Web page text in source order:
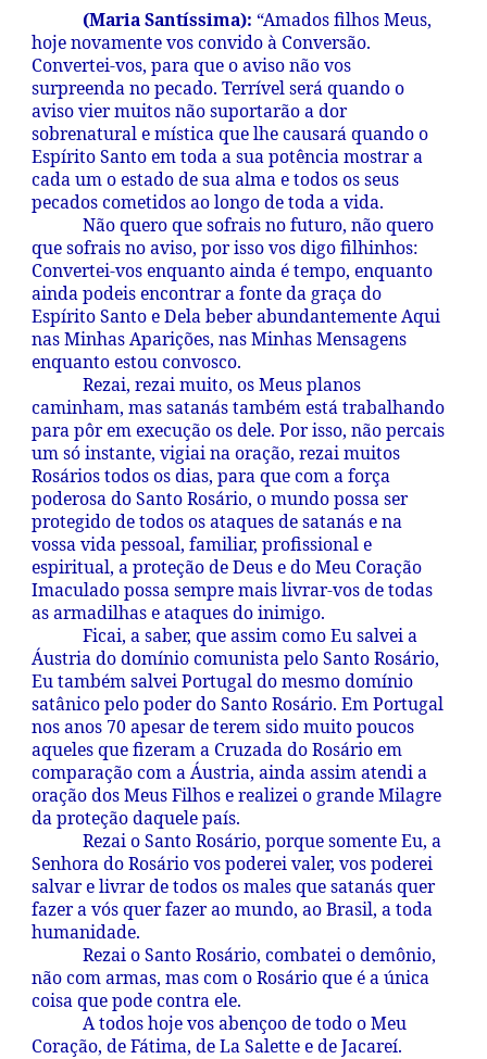
(Maria Santíssima): “Amados filhos Meus,
hoje novamente vos convido à Conversão.
Convertei-vos, para que o aviso não vos
surpreenda no pecado. Terrível será quando o
aviso vier muitos não suportarão a dor
sobrenatural e mística que lhe causará quando o
Espírito Santo em toda a sua potência mostrar a
cada um o estado de sua alma e todos os seus
pecados cometidos ao longo de toda a vida.
Não quero que sofrais no futuro, não quero
que sofrais no aviso, por isso vos digo filhinhos:
Convertei-vos enquanto ainda é tempo, enquanto
ainda podeis encontrar a fonte da graça do
Espírito Santo e Dela beber abundantemente Aqui
nas Minhas Aparições, nas Minhas Mensagens
enquanto estou convosco.
Rezai, rezai muito, os Meus planos
caminham, mas satanás também está trabalhando
para pôr em execução os dele. Por isso, não percais
um só instante, vigiai na oração, rezai muitos
Rosários todos os dias, para que com a força
poderosa do Santo Rosário, o mundo possa ser
protegido de todos os ataques de satanás e na
vossa vida pessoal, familiar, profissional e
espiritual, a proteção de Deus e do Meu Coração
Imaculado possa sempre mais livrar-vos de todas
as armadilhas e ataques do inimigo.
Ficai, a saber, que assim como Eu salvei a
Áustria do domínio comunista pelo Santo Rosário,
Eu também salvei Portugal do mesmo domínio
satânico pelo poder do Santo Rosário. Em Portugal
nos anos 70 apesar de terem sido muito poucos
aqueles que fizeram a Cruzada do Rosário em
comparação com a Áustria, ainda assim atendi a
oração dos Meus Filhos e realizei o grande Milagre
da proteção daquele país.
Rezai o Santo Rosário, porque somente Eu, a
Senhora do Rosário vos poderei valer, vos poderei
salvar e livrar de todos os males que satanás quer
fazer a vós quer fazer ao mundo, ao Brasil, a toda
humanidade.
Rezai o Santo Rosário, combatei o demônio,
não com armas, mas com o Rosário que é a única
coisa que pode contra ele.
A todos hoje vos abençoo de todo o Meu
Coração, de Fátima, de La Salette e de Jacareí.